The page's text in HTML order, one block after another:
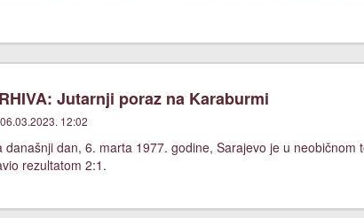
Jutarnji poraz na Karaburmi
06.03.2023. 12:02
današnji dan, 6. marta 1977. godine, Sarajevo je u
rezultatom 2:1.